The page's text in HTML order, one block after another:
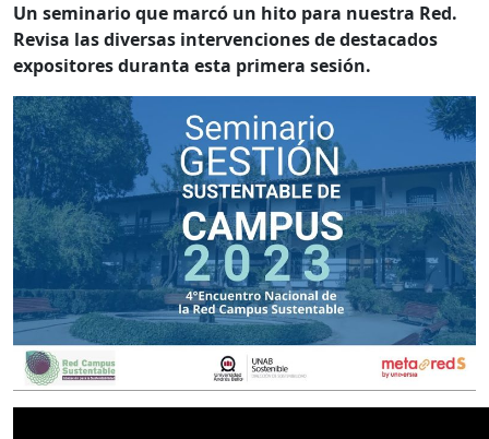
Un seminario que marcó un hito para nuestra Red.
Revisa las diversas intervenciones de destacados
expositores duranta esta primera sesión.